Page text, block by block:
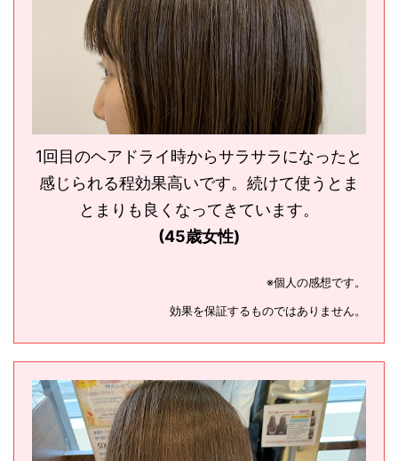
1回目のヘアドライ時からサラサラになったと
感じられる程効果高いです。続けて使うとま
とまりも良くなってきています。
(45歳女性)
※個人の感想です。
効果を保証するものではありません。